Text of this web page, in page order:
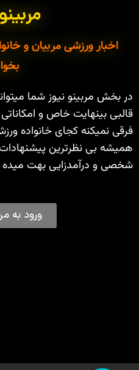
اخبار ورزشی مربیان و
در بخش مربینو نیوز شما
قالبی بینهایت خاص و
فرقی نمیکنه کجای خانواده
همیشه بی نظرترین
شخصی و درآمدزایی بهت میده
ورود به